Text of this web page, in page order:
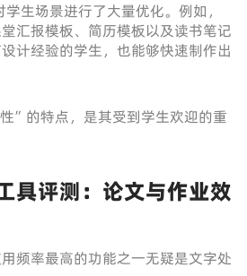
生场景进行了大量优化。例如，
汇报模板、简历模板以及读书笔记
计经验的学生，也能够快速制作出
”的特点，是其受到学生欢迎的重
具评测：论文与作业效
频率最高的功能之一无疑是文字处